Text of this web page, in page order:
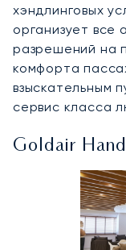
хэндлинговых
организует все
разрешений на
комфорта
взыскательным
сервис класса
Goldair